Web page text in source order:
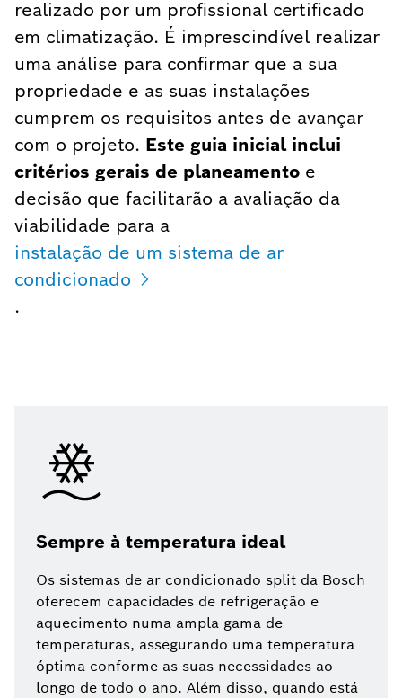
realizado por um profissional certificado
em climatização. É imprescindível realizar
uma análise para confirmar que a sua
propriedade e as suas instalações
cumprem os requisitos antes de avançar
com o projeto. Este guia inicial inclui
critérios gerais de planeamento e
decisão que facilitarão a avaliação da
viabilidade para a
instalação de um sistema de ar
condicionado
.
Sempre à temperatura ideal
Os sistemas de ar condicionado split da Bosch
oferecem capacidades de refrigeração e
aquecimento numa ampla gama de
temperaturas, assegurando uma temperatura
óptima conforme as suas necessidades ao
longo de todo o ano. Além disso, quando está